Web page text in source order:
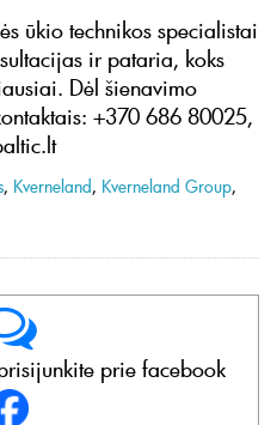
ūkio technikos specialistai
ir pataria, koks
Dėl šienavimo
+370 686 80025,
, Kverneland, Kverneland Group,
prie facebook